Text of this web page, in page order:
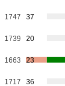
1747 37
1739 20
1663 23
1717 36